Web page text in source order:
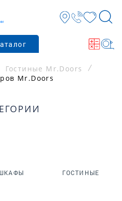
Гостиные Mr.Doors
Mr.Doors
ГОСТИНЫЕ